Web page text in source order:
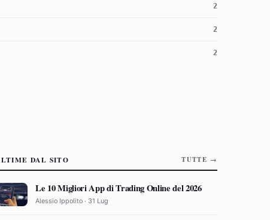
2
2
2
DAL SITO TUTTE →
Le 10 Migliori App di Trading Online del 2026
Alessio Ippolito · 31 Lug